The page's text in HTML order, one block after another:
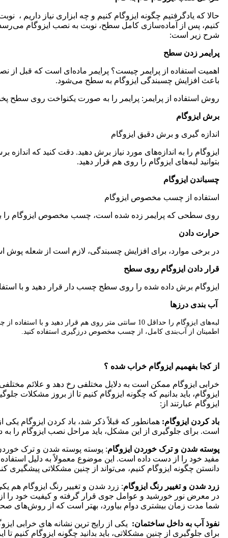
حالا که یادگرفتیم چگونه ایزوگام کنیم و چه ابزاری نیاز داریم ،
کنیم، پس از آماده‌سازی کامل سطح، نوبت به نصب ایزوگام
شرح زیر است:
پرایمر زدن سطح
اهمیت استفاده از پرایمر چیست؟ پرایمر ماده‌ای است که قبل
باعث افزایش چسبندگی ایزوگام به سطح می‌شود.
روش استفاده از پرایمر: پرایمر را به صورت یکنواخت روی سطح
برش ایزوگام
اندازه گیری و برش دقیق ایزوگام
ایزوگام را به اندازه‌های مورد نیاز برش دهید. دقت کنید که
بتوانید لبه‌های ایزوگام را روی هم قرار دهید.
چسباندن ایزوگام
استفاده از چسب مخصوص ایزوگام
روی سطحی که پرایمر زده شده است، چسب مخصوص ایزوگام را
حرارت دادن
در برخی موارد، برای افزایش چسبندگی، لازم است از شعله‌
قرار دادن ایزوگام روی سطح
ایزوگام برش داده شده را روی سطح چسب‌ دار قرار دهید و با
آب‌ بندی درزها
لبه‌های ایزوگام را حداقل 10 سانتی‌ متر روی هم قرار دهید و با استفاده از چسب و شعله‌پوش، آن‌ها را به هم بچسبانید.
اطمینان از آب‌بندی کامل، از چسب مخصوص درزگیری استفاده کنید.
از کجا بفهمیم ایزوگام خراب شده ؟
خرابی ایزوگام ممکن است به دلایل مختلفی رخ دهد و علائم
ایزوگام، باید بدانیم که چگونه ایزوگام کنیم تا از بروز مشکلات
ایزوگام عبارتند از:
باد کردن ایزوگام: همانطور که قبلاً ذکر شد، باد کردن ایزوگام یکی
است. برای جلوگیری از این مشکل، باید مراحل نصب ایزوگام را به
پوسته شدن و ترک خوردن ایزوگام: پوسته پوسته شدن و ترک
مفید خود را از دست داده است. این موضوع معمولاً به دلیل استفاده
دانستن چگونه ایزوگام کنیم، می‌تواند از چنین مشکلاتی پیشگیری
زرد شدن و تغییر رنگ ایزوگام: زرد شدن و تغییر رنگ ایزوگام هم
در معرض نور خورشید و عوامل جوی قرار گرفته و کیفیت خود را
شما مدت زمان بیشتری دوام بیاورد، بهتر است که از روش‌های
نفوذ آب به داخل ساختمان: یکی از رایج ترین نشانه های خرابی
برای جلوگیری از چنین مشکلاتی، باید بدانید چگونه ایزوگام کنیم